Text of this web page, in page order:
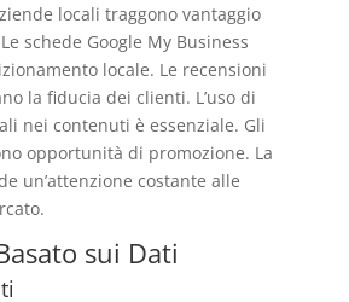
locali traggono vantaggio
schede Google My Business
locale. Le recensioni
la fiducia dei clienti. L’uso di
nei contenuti è essenziale. Gli
opportunità di promozione. La
un’attenzione costante alle
sui Dati